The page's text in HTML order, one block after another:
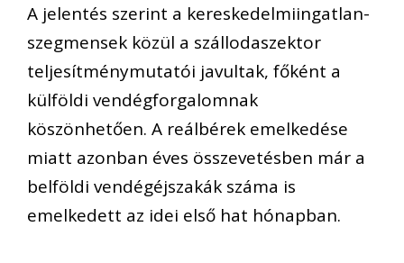
A jelentés szerint a kereskedelmiingatlan-
szegmensek közül a szállodaszektor
teljesítménymutatói javultak, főként a
külföldi vendégforgalomnak
köszönhetően. A reálbérek emelkedése
miatt azonban éves összevetésben már a
belföldi vendégéjszakák száma is
emelkedett az idei első hat hónapban.